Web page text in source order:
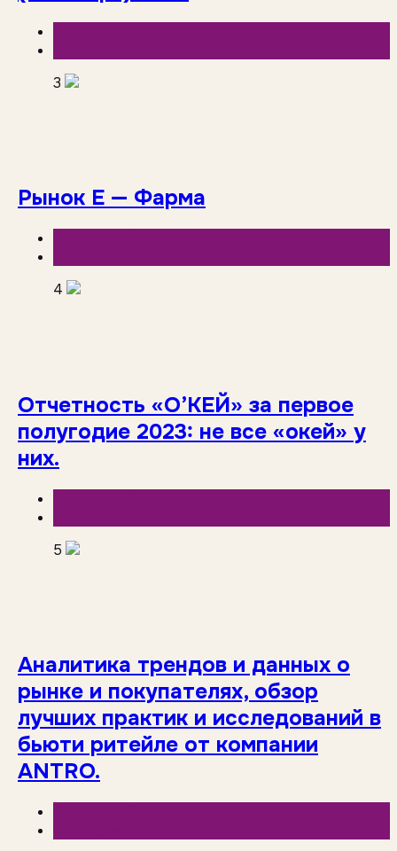
3
Рынок Е — Фарма
4
Отчетность «О’КЕЙ» за первое
полугодие 2023: не все «окей» у
них.
5
Аналитика трендов и данных о
рынке и покупателях, обзор
лучших практик и исследований в
бьюти ритейле от компании
ANTRO.